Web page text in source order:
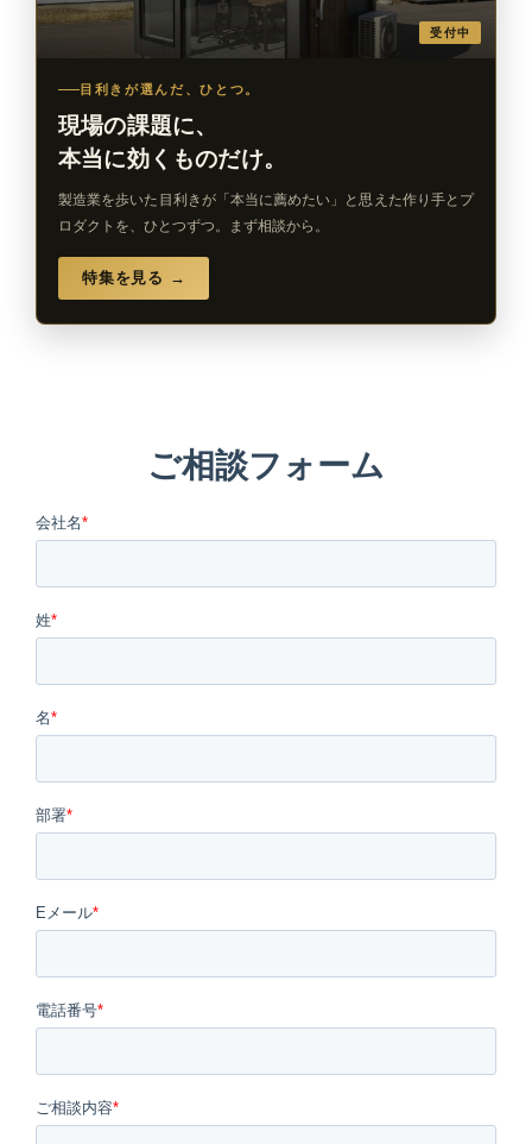
受付中
目利きが選んだ、ひとつ。
現場の課題に、
本当に効くものだけ。
製造業を歩いた目利きが「本当に薦めたい」と思えた作り手とプ
ロダクトを、ひとつずつ。まず相談から。
特集を見る →